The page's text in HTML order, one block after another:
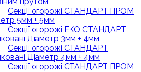
Секції огорожі СТАНДАРТ ПРОМ
5мм + 5мм
Секції огорожі ЕКО СТАНДАРТ
Діаметр 3мм + 4мм
Секції огорожі СТАНДАРТ
Діаметр 4мм + 4мм
Секції огорожі СТАНДАРТ ПРОМ